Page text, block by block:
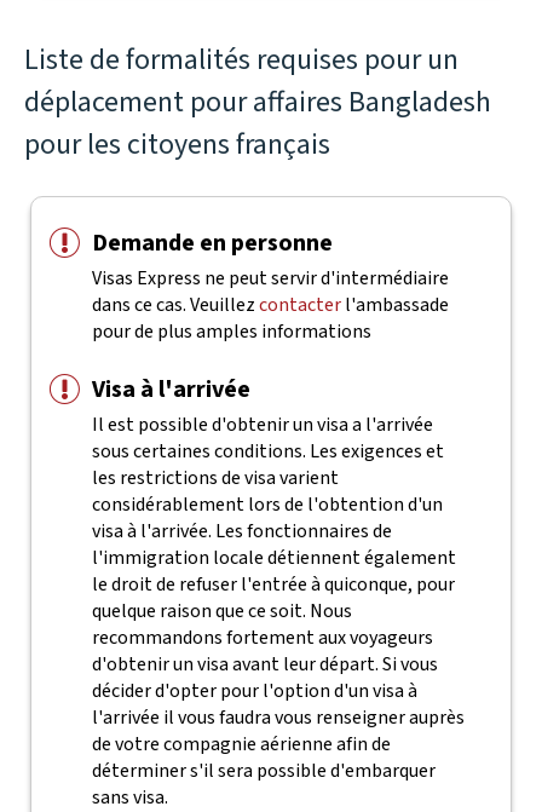
Liste de formalités requises pour un
déplacement pour affaires Bangladesh
pour les citoyens français
Demande en personne
Visas Express ne peut servir d'intermédiaire
dans ce cas. Veuillezcontacterl'ambassade
pour de plus amples informations
Visa à l'arrivée
Il est possible d'obtenir un visa a l'arrivée
sous certaines conditions. Les exigences et
les restrictions de visa varient
considérablement lors de l'obtention d'un
visa à l'arrivée. Les fonctionnaires de
l'immigration locale détiennent également
le droit de refuser l'entrée à quiconque, pour
quelque raison que ce soit. Nous
recommandons fortement aux voyageurs
d'obtenir un visa avant leur départ. Si vous
décider d'opter pour l'option d'un visa à
l'arrivée il vous faudra vous renseigner auprès
de votre compagnie aérienne afin de
déterminer s'il sera possible d'embarquer
sans visa.